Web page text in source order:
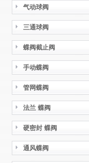
气动球阀
三通球阀
蝶阀截止阀
手动蝶阀
管网蝶阀
法兰 蝶阀
硬密封 蝶阀
通风蝶阀